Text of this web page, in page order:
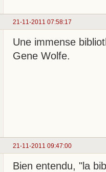
21-11-2011 07:58:17
Une immense
Gene Wolfe.
21-11-2011 09:47:00
Bien entendu, "la